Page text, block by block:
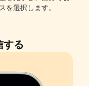
を選択します。
する